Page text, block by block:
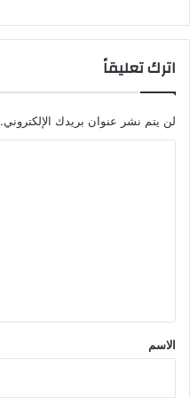
اترك تعليقاً
لن يتم نشر عنوان بريدك الإلكتروني.
*
الاسم